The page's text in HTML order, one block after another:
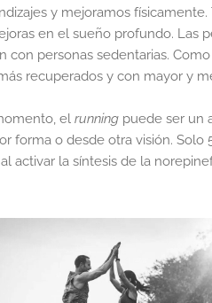
y mejoramos físicamente.
en el sueño profundo. Las
personas sedentarias.
recuperados y con mayor y
el runningpuede ser un
forma o desde otra visión. Solo
activar la síntesis de la